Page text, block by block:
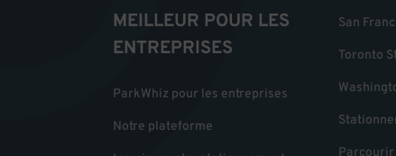
MEILLEUR POUR LES
ENTREPRISES
ParkWhiz pour les entreprises
Notre plateforme
San
Toronto